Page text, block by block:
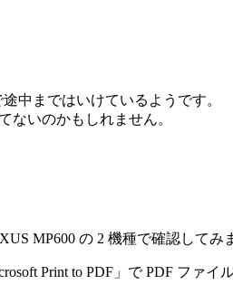
中まではいけているようです。
ないのかもしれません。
MP600 の 2 機種で確認して
Print to PDF」で PDF ファ